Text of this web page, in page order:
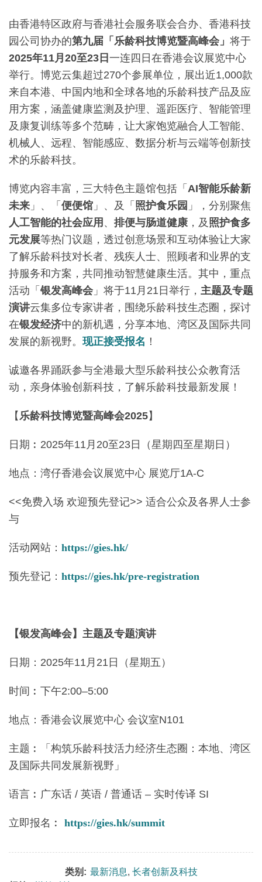
由香港特区政府与香港社会服务联会合办、香港科技
园公司协办的第九届「乐龄科技博览暨高峰会」 将于
2025年11月 20至23 日 一连四日在香港会议展览中心
举行。博览云集超过270个参展单位，展出近1,000款
来自本港、中国内地和全球各地的乐龄科技产品及应
用方案，涵盖健康监测及护理、遥距医疗、智能管理
及康复训练等多个范畴，让大家饱览融合人工智能、
机械人、远程、智能感应、数据分析与云端等创新技
术的乐龄科技。
博览内容丰富，三大特色主题馆包括「 AI智能乐龄新
未来 」、「 便便馆 」、及「 照护食乐园 」，分别聚焦
人工智能的社会应用 、 排便与肠道健康 ，及 照护食多
元发展等热门议题，透过创意场景和互动体验让大家
了解乐龄科技对长者、残疾人士、照顾者和业界的支
持服务和方案，共同推动智慧健康生活。其中，重点
活动「银发高峰会 」将于11月21日举行， 主题及专题
演讲云集多位专家讲者，围绕乐龄科技生态圈，探讨
在银发经济中的新机遇，分享本地、湾区及国际共同
发展的新视野。 现正接受报名 ！
诚邀各界踊跃参与全港最大型乐龄科技公众教育活
动，亲身体验创新科技，了解乐龄科技最新发展！
【 乐龄科技博览暨高峰会2025】
日期︰2025年11月20至23日（星期四至星期日）
地点：湾仔香港会议展览中心 展览厅1A-C
<<免费入场 欢迎预先登记>> 适合公众及各界人士参
与
活动网站： https://gies.hk/
预先登记： https://gies.hk/pre-registration
【银发高峰会】主题及专题演讲
日期：2025年11月21日（星期五）
时间︰下午2:00–5:00
地点：香港会议展览中心 会议室N101
主题︰「构筑乐龄科技活力经济生态圈：本地、湾区
及国际共同发展新视野」
语言︰广东话 / 英语 / 普通话 – 实时传译 SI
立即报名︰ https://gies.hk/summit
类别: 最新消息, 长者创新及科技